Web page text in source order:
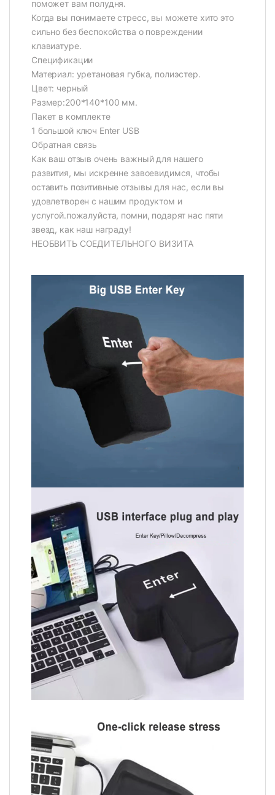
поможет вам полудня.
Когда вы понимаете стресс, вы можете хито это
сильно без беспокойства о повреждении
клавиатуре.
Спецификации
Материал: уретановая губка, полиэстер.
Цвет: черный
Размер:200*140*100 мм.
Пакет в комплекте
1 большой ключ Enter USB
Обратная связь
Как ваш отзыв очень важный для нашего
развития, мы искренне завоевидимся, чтобы
оставить позитивные отзывы для нас, если вы
удовлетворен с нашим продуктом и
услугой.пожалуйста, помни, подарят нас пяти
звезд, как наш награду!
НЕОБВИТЬ СОЕДИТЕЛЬНОГО ВИЗИТА